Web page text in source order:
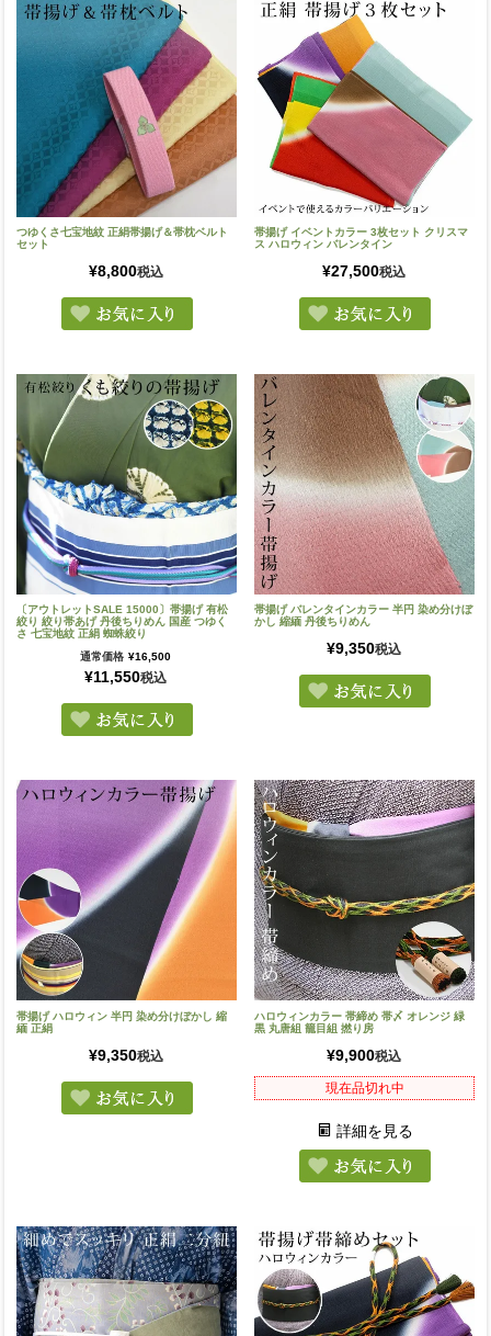
つゆくさ七宝地紋 正絹帯揚げ＆帯枕ベルト
セット
¥8,800税込
帯揚げ イベントカラー 3枚セット クリスマ
ス ハロウィン バレンタイン
¥27,500税込
〔アウトレットSALE 15000〕帯揚げ 有松
絞り 絞り帯あげ 丹後ちりめん 国産 つゆく
さ 七宝地紋 正絹 蜘蛛絞り
通常価格 ¥16,500
¥11,550税込
帯揚げ バレンタインカラー 半円 染め分けぼ
かし 縮緬 丹後ちりめん
¥9,350税込
帯揚げ ハロウィン 半円 染め分けぼかし 縮
緬 正絹
¥9,350税込
ハロウィンカラー 帯締め 帯〆 オレンジ 緑
黒 丸唐組 籠目組 撚り房
¥9,900税込
現在品切れ中
詳細を見る